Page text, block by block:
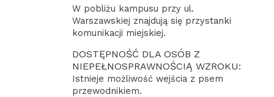
W pobliżu kampusu przy ul.
Warszawskiej znajdują się przystanki
komunikacji miejskiej.
DOSTĘPNOŚĆ DLA OSÓB Z
NIEPEŁNOSPRAWNOŚCIĄ WZROKU:
Istnieje możliwość wejścia z psem
przewodnikiem.